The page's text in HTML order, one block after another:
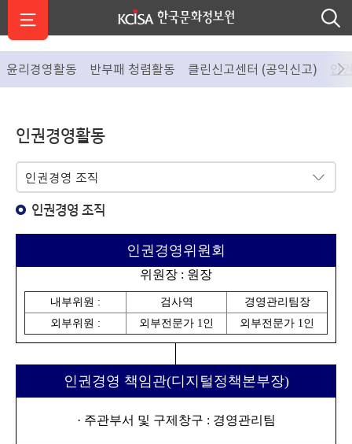
윤리경영활동 반부패 청렴활동 클린신고센터 (공익신고) 인
인권경영활동
탭
인권경영 조직
인권경영위원회
위원장 : 원장
내부위원 : 검사역
경영관리팀장
외부위원 :
외부전문가 1인 외부전문가 1인
인권경영 책임관(디지털정책본부장)
· 주관부서 및 구제창구 : 경영관리팀